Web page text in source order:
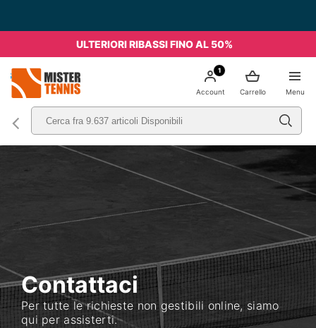
ULTERIORI RIBASSI FINO AL 50%
Menu
Carrello
1
Account
Contattaci
Per tutte le richieste non gestibili online, siamo
qui per assisterti.